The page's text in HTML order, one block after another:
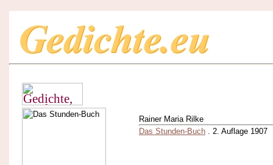
Rainer Maria Rilke
Das Stunden-Buch . 2. Auflage 1907